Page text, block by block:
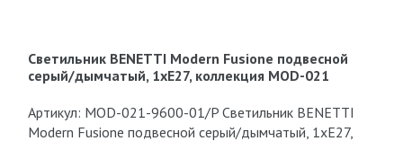
Cветильник BENETTI Modern Fusione подвесной
серый/дымчатый, 1xE27, коллекция MOD-021
Артикул: MOD-021-9600-01/P Cветильник BENETTI
Modern Fusione подвесной серый/дымчатый, 1xE27,